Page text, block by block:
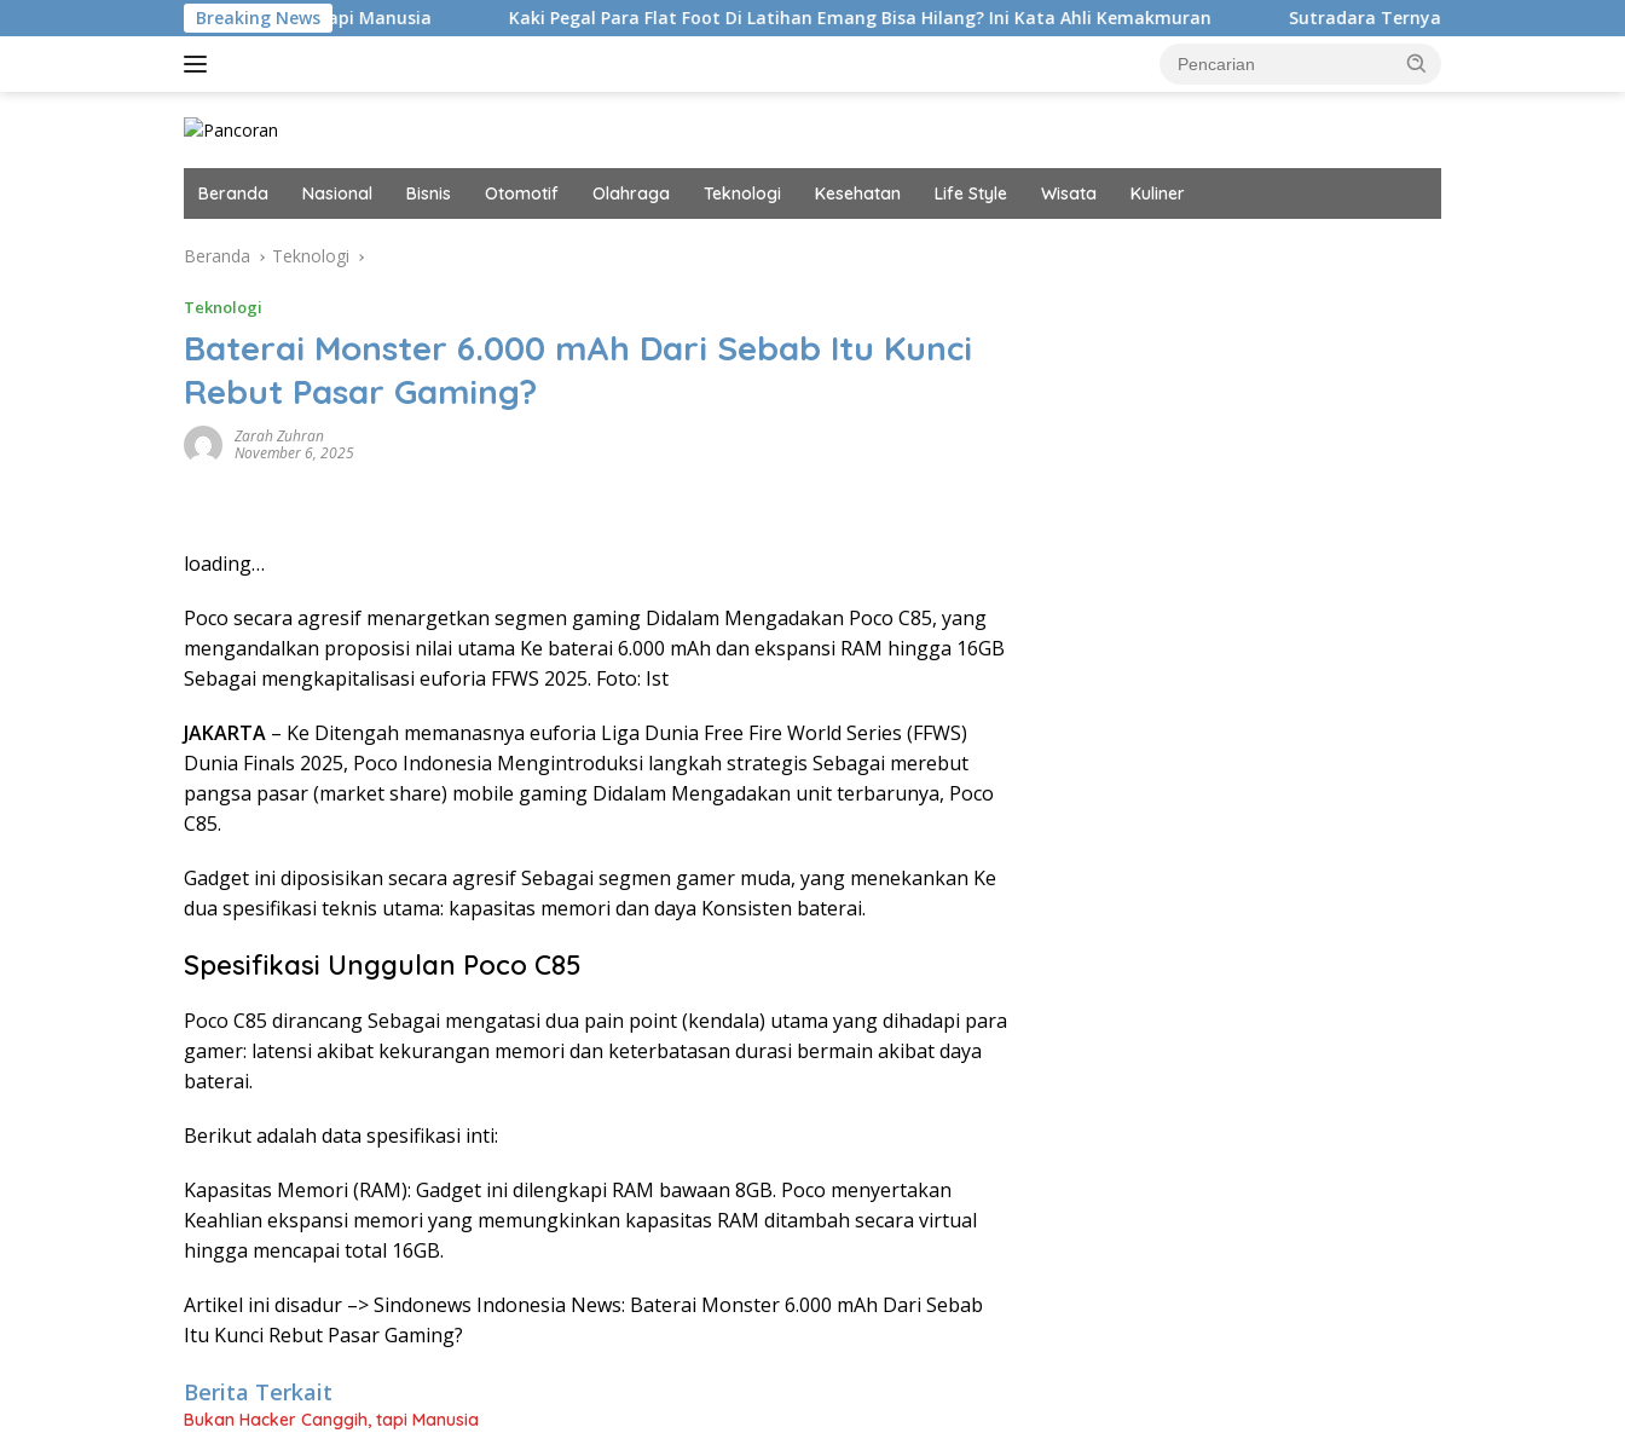
ke
Breaking News
Hacker Canggih, tapi Manusia Kaki Pegal Para Flat Foot Di Latihan Emang Bisa Hilang? Ini Kata Ahli Kemakmuran Sutradara Ternyata Ini Cinta Beberkan Pengalaman
Beranda Nasional Bisnis Otomotif Olahraga Teknologi Kesehatan Life Style Wisata Kuliner
Beranda Teknologi
Teknologi
Baterai Monster 6.000 mAh Dari Sebab Itu Kunci
Rebut Pasar Gaming?
Zarah Zuhran
November 6, 2025
loading…
Poco secara agresif menargetkan segmen gaming Didalam Mengadakan Poco C85, yang
mengandalkan proposisi nilai utama Ke baterai 6.000 mAh dan ekspansi RAM hingga 16GB
Sebagai mengkapitalisasi euforia FFWS 2025. Foto: Ist
JAKARTA – Ke Ditengah memanasnya euforia Liga Dunia Free Fire World Series (FFWS)
Dunia Finals 2025, Poco Indonesia Mengintroduksi langkah strategis Sebagai merebut
pangsa pasar (market share) mobile gaming Didalam Mengadakan unit terbarunya, Poco
C85.
Gadget ini diposisikan secara agresif Sebagai segmen gamer muda, yang menekankan Ke
dua spesifikasi teknis utama: kapasitas memori dan daya Konsisten baterai.
Spesifikasi Unggulan Poco C85
Poco C85 dirancang Sebagai mengatasi dua pain point (kendala) utama yang dihadapi para
gamer: latensi akibat kekurangan memori dan keterbatasan durasi bermain akibat daya
baterai.
Berikut adalah data spesifikasi inti:
Kapasitas Memori (RAM): Gadget ini dilengkapi RAM bawaan 8GB. Poco menyertakan
Keahlian ekspansi memori yang memungkinkan kapasitas RAM ditambah secara virtual
hingga mencapai total 16GB.
Artikel ini disadur –> Sindonews Indonesia News: Baterai Monster 6.000 mAh Dari Sebab
Itu Kunci Rebut Pasar Gaming?
Berita Terkait
Bukan Hacker Canggih, tapi Manusia